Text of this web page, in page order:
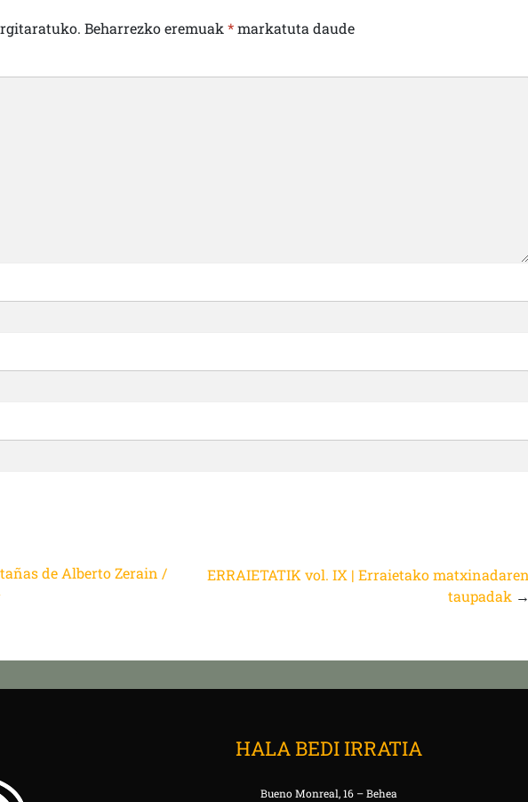
Beharrezko eremuak*markatuta daude
de Alberto Zerain /
ERRAIETATIK vol. IX | Erraietako
taupadak
HALA BEDI IRRATIA
Bueno Monreal, 16 – Behea